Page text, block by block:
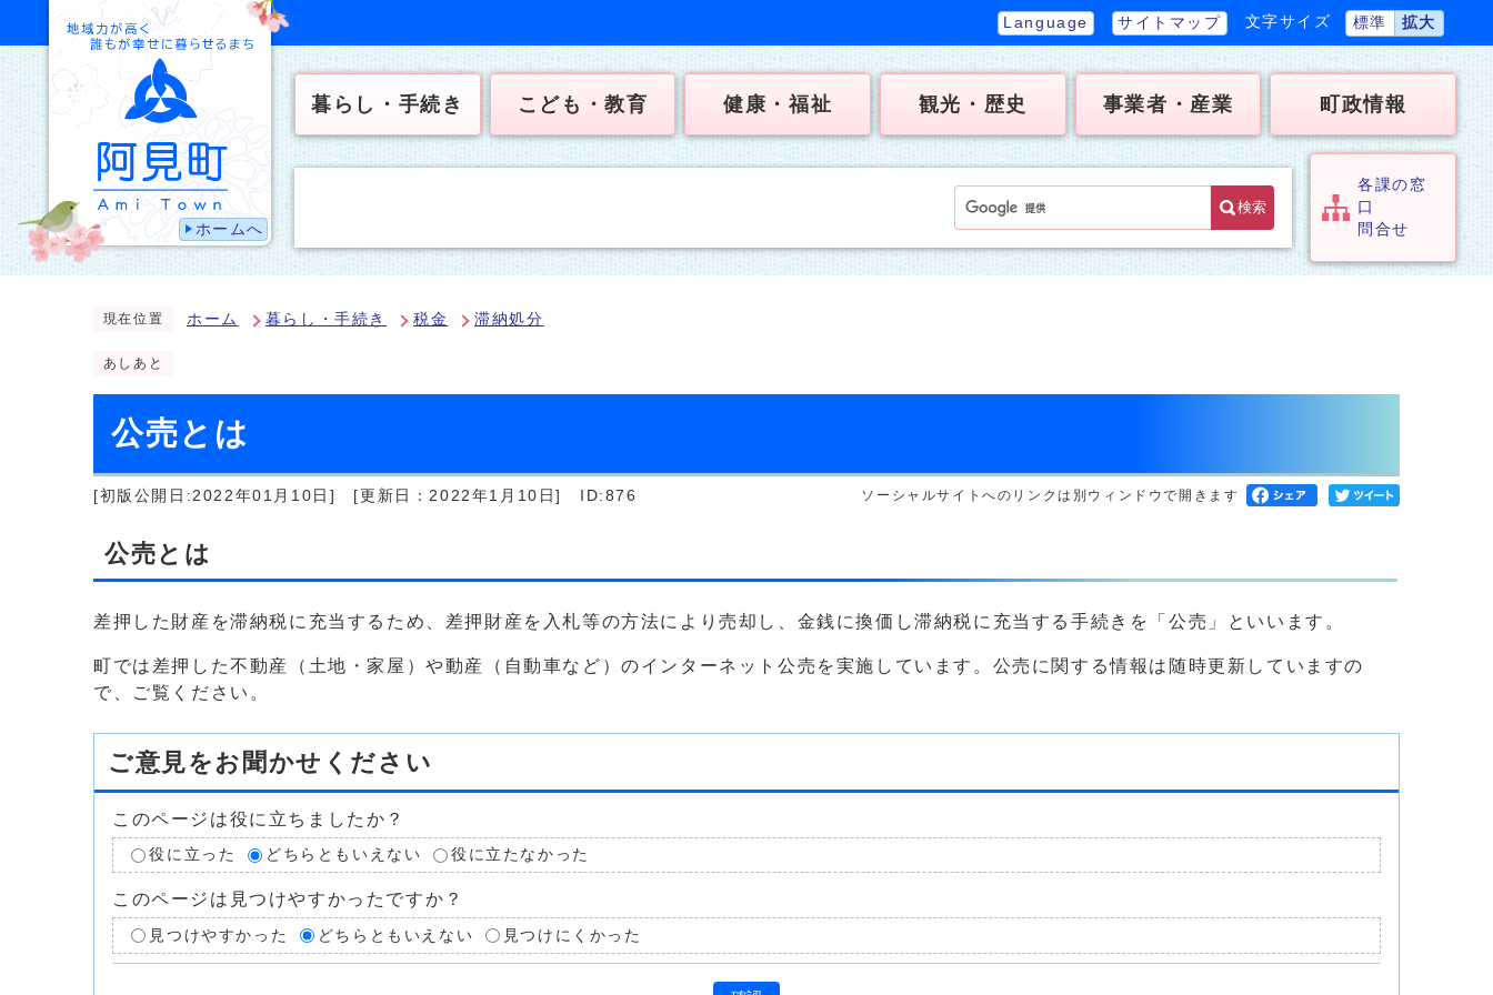
ホームへ
Language サイトマップ 文字サイズ 標準 拡大
暮らし・手続き こども・教育 健康・福祉 観光・歴史 事業者・産業 町政情報
検索
各課の窓
口
問合せ
現在位置 ホーム 暮らし・手続き 税金 滞納処分
あしあと
公売とは
[初版公開日:2022年01月10日] [更新日：2022年1月10日] ID:876 ソーシャルサイトへのリンクは別ウィンドウで開きます
公売とは
差押した財産を滞納税に充当するため、差押財産を入札等の方法により売却し、金銭に換価し滞納税に充当する手続きを「公売」といいます。
町では差押した不動産（土地・家屋）や動産（自動車など）のインターネット公売を実施しています。公売に関する情報は随時更新していますの
で、ご覧ください。
ご意見をお聞かせください
このページは役に立ちましたか？
役に立った どちらともいえない 役に立たなかった
このページは見つけやすかったですか？
見つけやすかった どちらともいえない 見つけにくかった